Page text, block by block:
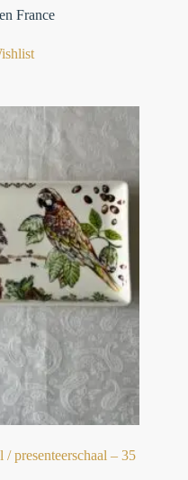
France
/ presenteerschaal – 35